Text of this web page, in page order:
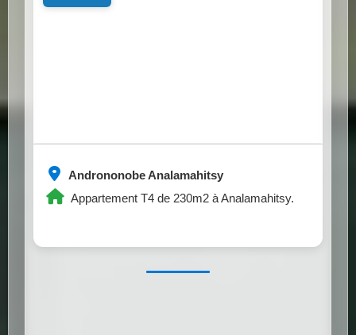
Andrononobe Analamahitsy
Appartement T4 de 230m2 à Analamahitsy.